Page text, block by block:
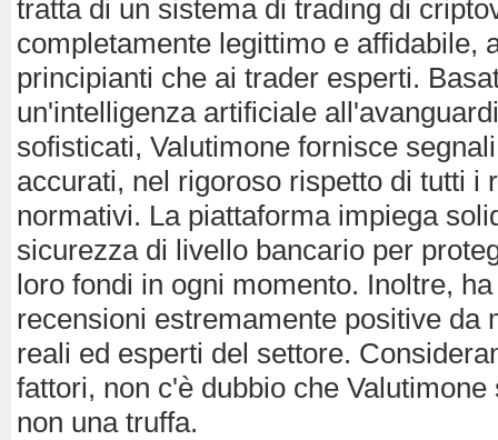
tratta di un sistema di trading di
completamente legittimo e affidabile,
principianti che ai trader esperti.
un'intelligenza artificiale
sofisticati, Valutimone fornisce
accurati, nel rigoroso rispetto di tutti i
normativi. La piattaforma impiega
sicurezza di livello bancario per
loro fondi in ogni momento. Inoltre,
recensioni estremamente positive da
reali ed esperti del settore.
fattori, non c'è dubbio che
non una truffa.